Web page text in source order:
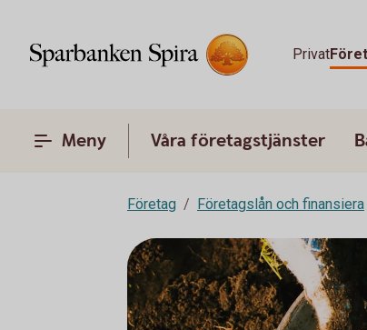
Privat
Meny Våra företagstjänster
Företag Företagslån och finansiera